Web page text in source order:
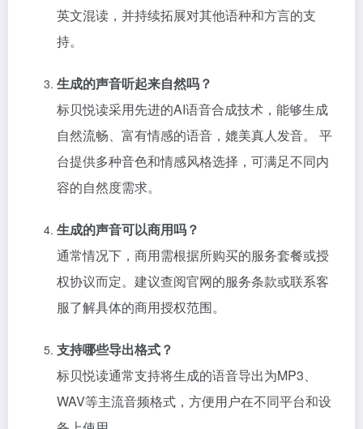
英文混读，并持续拓展对其他语种和方言的支
持。
生成的声音听起来自然吗？
标贝悦读采用先进的AI语音合成技术，能够生成
自然流畅、富有情感的语音，媲美真人发音。 平
台提供多种音色和情感风格选择，可满足不同内
容的自然度需求。
生成的声音可以商用吗？
通常情况下，商用需根据所购买的服务套餐或授
权协议而定。建议查阅官网的服务条款或联系客
服了解具体的商用授权范围。
支持哪些导出格式？
标贝悦读通常支持将生成的语音导出为MP3、
WAV等主流音频格式，方便用户在不同平台和设